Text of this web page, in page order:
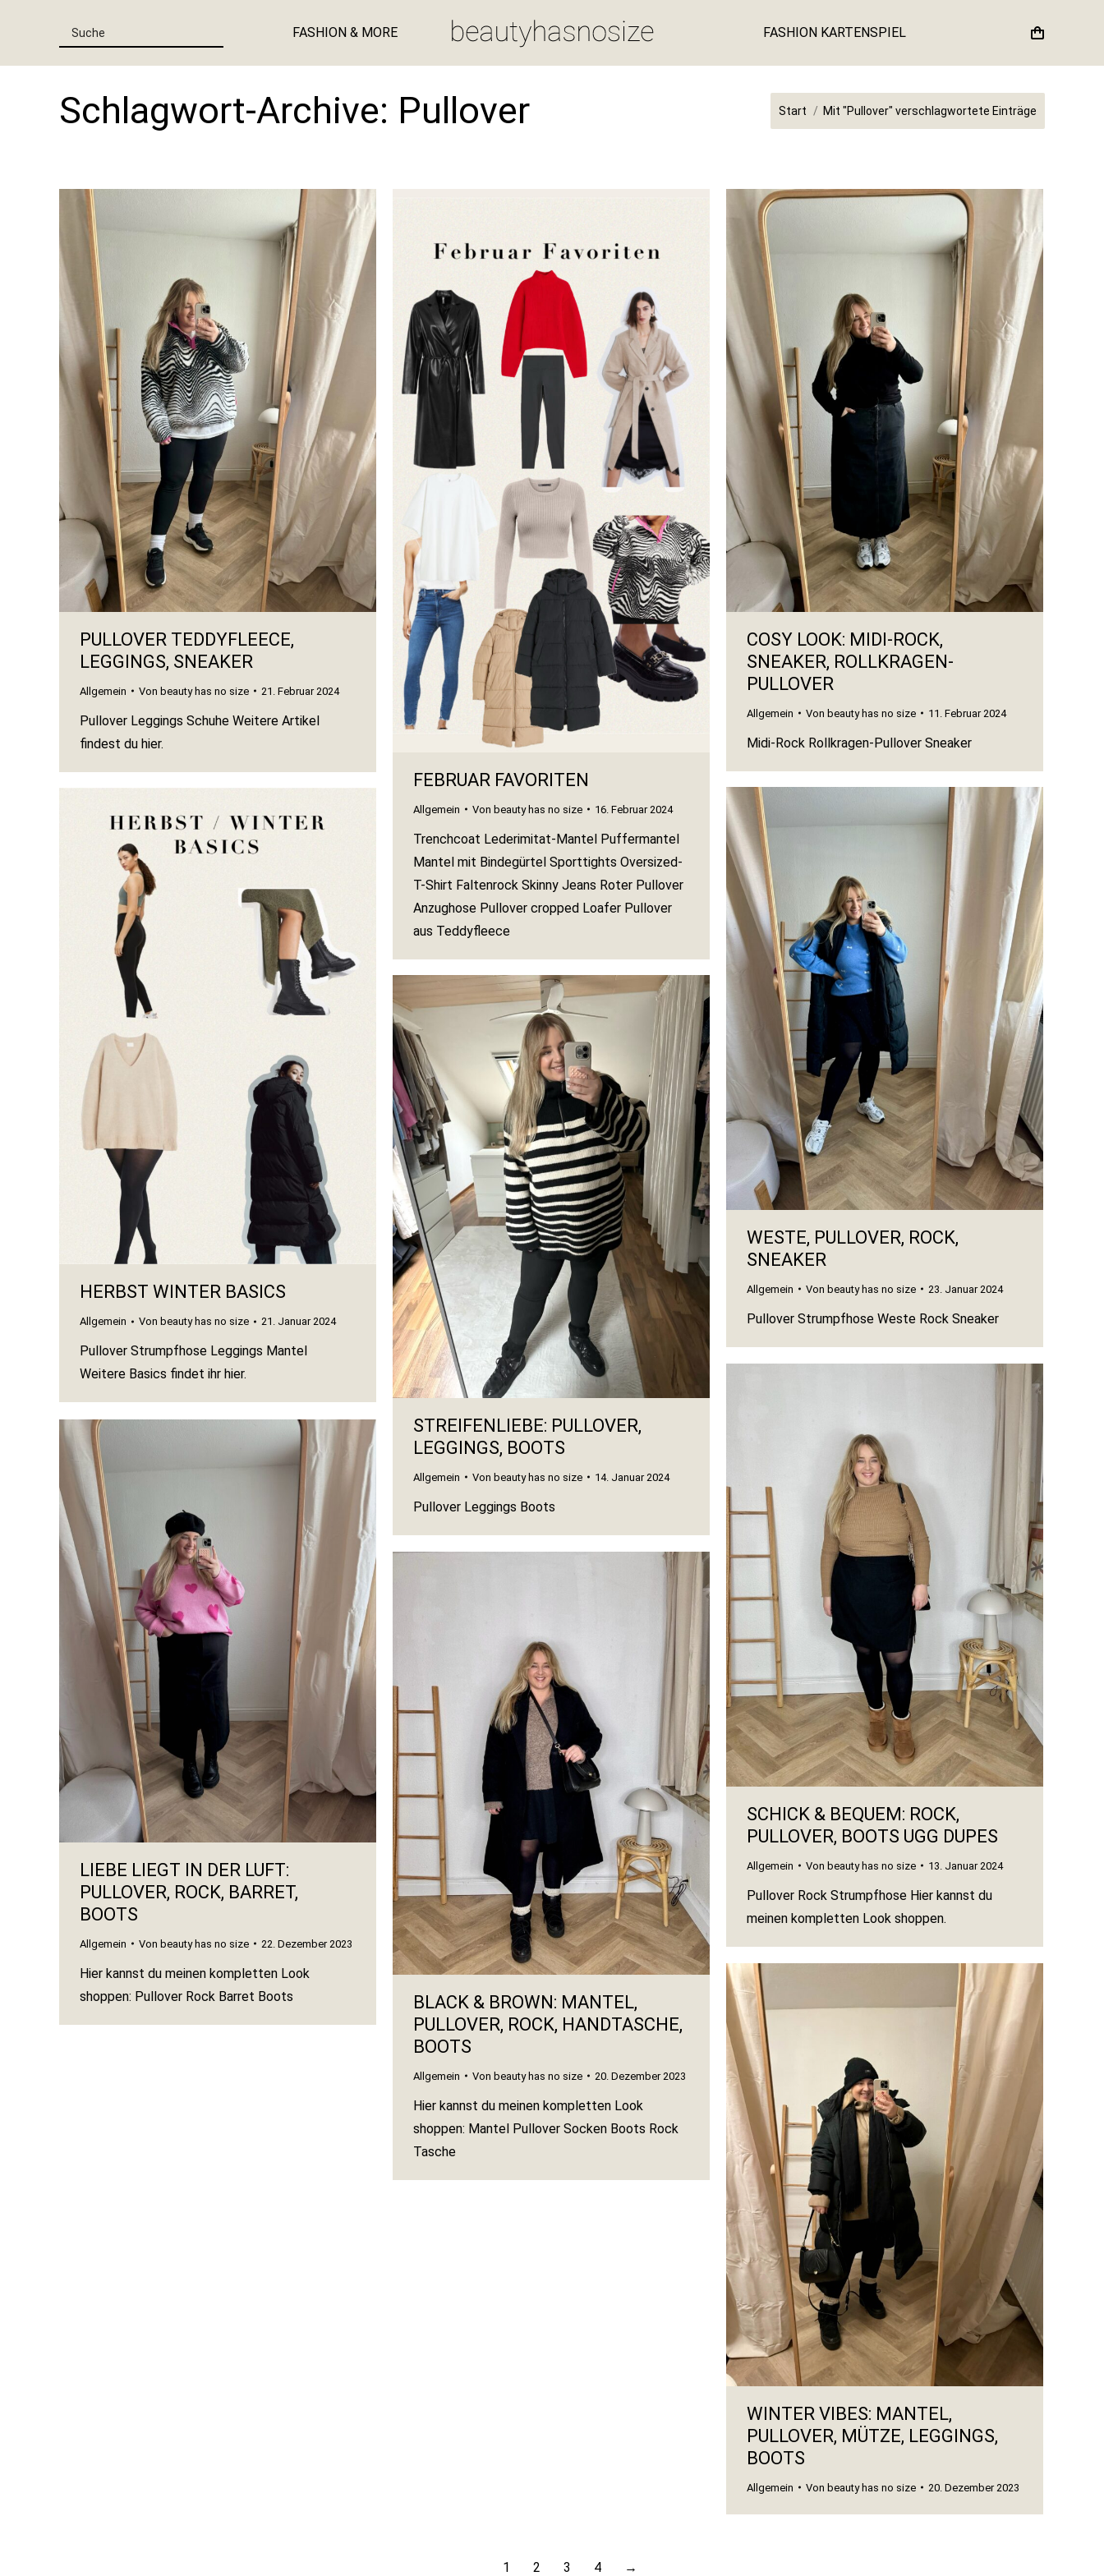
FASHION & MORE FASHION KARTENSPIEL
Schlagwort-Archive: Pullover Sie befinden sich hier:
Start Mit "Pullover" verschlagwortete Einträge
PULLOVER TEDDYFLEECE,
LEGGINGS, SNEAKER
Allgemein Von beauty has no size 21. Februar 2024
Pullover Leggings Schuhe Weitere Artikel
findest du hier.
FEBRUAR FAVORITEN
Allgemein Von beauty has no size 16. Februar 2024
Trenchcoat Lederimitat-Mantel Puffermantel
Mantel mit Bindegürtel Sporttights Oversized-
T-Shirt Faltenrock Skinny Jeans Roter Pullover
Anzughose Pullover cropped Loafer Pullover
aus Teddyfleece
COSY LOOK: MIDI-ROCK,
SNEAKER, ROLLKRAGEN-
PULLOVER
Allgemein Von beauty has no size 11. Februar 2024
Midi-Rock Rollkragen-Pullover Sneaker
WESTE, PULLOVER, ROCK,
SNEAKER
Allgemein Von beauty has no size 23. Januar 2024
Pullover Strumpfhose Weste Rock Sneaker
HERBST WINTER BASICS
Allgemein Von beauty has no size 21. Januar 2024
Pullover Strumpfhose Leggings Mantel
Weitere Basics findet ihr hier.
STREIFENLIEBE: PULLOVER,
LEGGINGS, BOOTS
Allgemein Von beauty has no size 14. Januar 2024
Pullover Leggings Boots
SCHICK & BEQUEM: ROCK,
PULLOVER, BOOTS UGG DUPES
Allgemein Von beauty has no size 13. Januar 2024
Pullover Rock Strumpfhose Hier kannst du
meinen kompletten Look shoppen.
LIEBE LIEGT IN DER LUFT:
PULLOVER, ROCK, BARRET,
BOOTS
Allgemein Von beauty has no size 22. Dezember 2023
Hier kannst du meinen kompletten Look
shoppen: Pullover Rock Barret Boots
BLACK & BROWN: MANTEL,
PULLOVER, ROCK, HANDTASCHE,
BOOTS
Allgemein Von beauty has no size 20. Dezember 2023
Hier kannst du meinen kompletten Look
shoppen: Mantel Pullover Socken Boots Rock
Tasche
WINTER VIBES: MANTEL,
PULLOVER, MÜTZE, LEGGINGS,
BOOTS
Allgemein Von beauty has no size 20. Dezember 2023
1 2 3 4 →